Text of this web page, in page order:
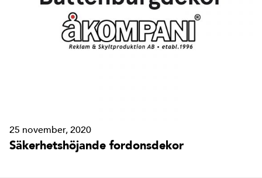
25 november, 2020
Säkerhetshöjande fordonsdekor